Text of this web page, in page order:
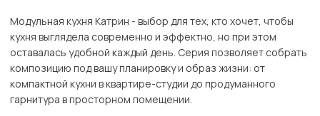
Модульная кухня Катрин - выбор для тех, кто хочет, чтобы
кухня выглядела современно и эффектно, но при этом
оставалась удобной каждый день. Серия позволяет собрать
композицию под вашу планировку и образ жизни: от
компактной кухни в квартире-студии до продуманного
гарнитура в просторном помещении.